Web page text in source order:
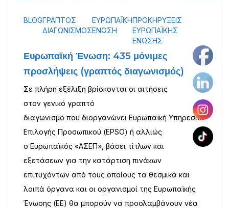
Blog Επικοινωνία
BLOGΓΡΑΠΤΌΣ
ΔΙΑΓΩΝΙΣΜΌΣ
ΕΥΡΩΠΑΪΚΉ
ΈΝΩΣΗ
ΠΡΟΚΗΡΎΞΕΙΣ
ΕΥΡΩΠΑΪΚΉΣ
ΈΝΩΣΗΣ
Ευρωπαϊκή Ένωση: 435 μόνιμες
προσλήψεις (γραπτός διαγωνισμός)
Σε πλήρη εξέλιξη βρίσκονται οι αιτήσεις
στον γενικό γραπτό
διαγωνισμό που διοργανώνει Ευρωπαϊκή Υπηρεσία
Επιλογής Προσωπικού (EPSO) ή αλλιώς
ο Ευρωπαϊκός «ΑΣΕΠ», βάσει τίτλων και
εξετάσεων για την κατάρτιση πινάκων
επιτυχόντων από τους οποίους τα θεσμικά και
λοιπά όργανα και οι οργανισμοί της Ευρωπαϊκής
Ένωσης (ΕΕ) θα μπορούν να προσλαμβάνουν νέα